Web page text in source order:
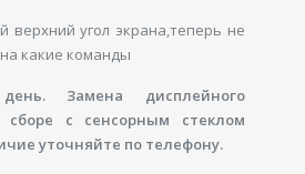
верхний угол экрана,теперь не
какие команды
Замена дисплейного
с сенсорным стеклом
уточняйте по телефону.